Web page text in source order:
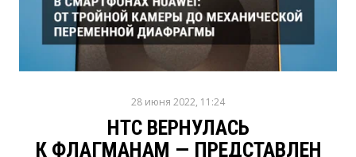
28 июня 2022, 11:24
HTC ВЕРНУЛАСЬ
К ФЛАГМАНАМ — ПРЕДСТАВЛЕН